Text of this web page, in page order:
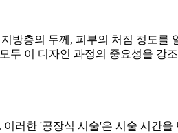
방층의 두께, 피부의 처짐 정도를
두 이 디자인 과정의 중요성을 강
러한 '공장식 시술'은 시술 시간을